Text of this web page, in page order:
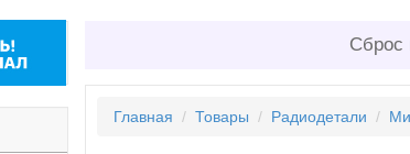
Сброс
Главная / Товары / Радиодетали /